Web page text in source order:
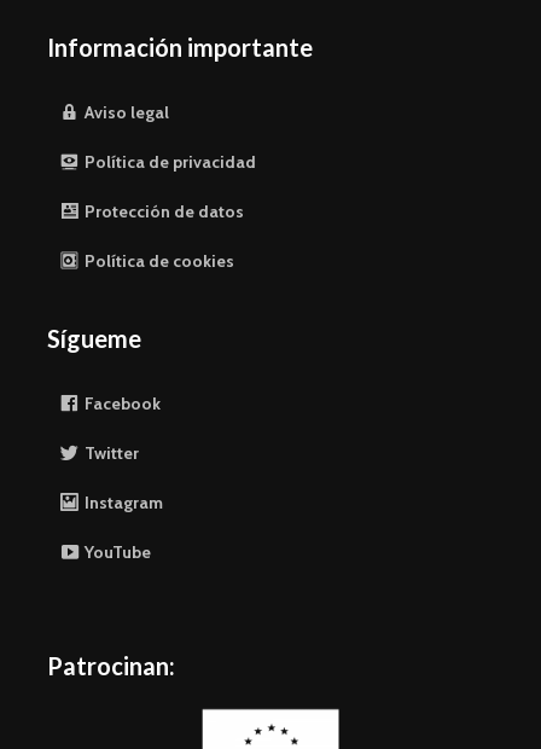
Información importante
Aviso legal
Política de privacidad
Protección de datos
Política de cookies
Sígueme
Facebook
Twitter
Instagram
YouTube
Patrocinan: